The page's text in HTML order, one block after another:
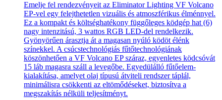
Emelje fel rendezvényeit az Eliminator Lighting VF Volcano
EP-vel egy felejthetetlen vizuális és atmoszférikus élménnyel.
Ez a kompakt és költséghatékony függőleges ködgép hat (6)
nagy intenzitású, 3 wattos RGB LED-del rendelkezik.
Gyönyörűen árasztja át a magasan nyúló ködöt élénk
színekkel. A csúcstechnológiás fűtőtechnológiának
köszönhetően a VF Volcano EP száraz, egyenletes ködcsóvát
15 láb magasra száll a levegőbe. Egyedülálló fűtőelem-
kialakítása, amelyet olaj típusú átviteli rendszer táplál,
minimálisra csökkenti az eltömődéseket, biztosítva a
megszakítás nélküli teljesítményt.